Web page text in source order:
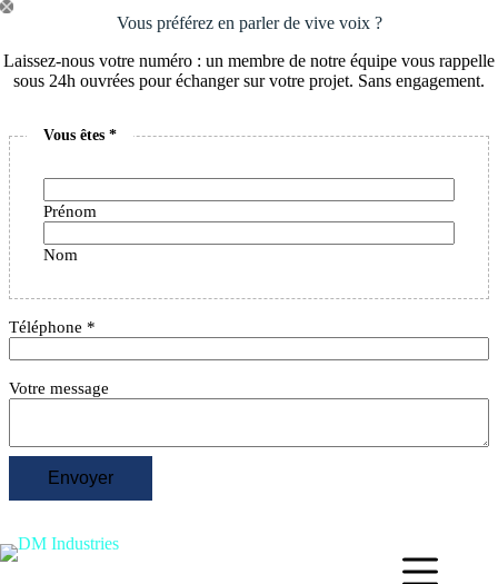
Passer
Vous préférez en parler de vive voix ?
Laissez-nous votre numéro : un membre de notre équipe vous rappelle
sous 24h ouvrées pour échanger sur votre projet. Sans engagement.
Vous êtes *
Prénom
Nom
Téléphone *
Votre message
Envoyer